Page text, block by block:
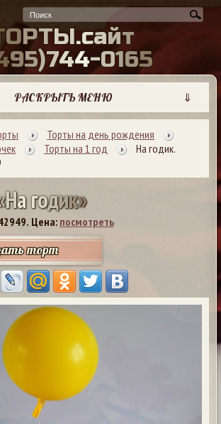
ОРТЫ.сайт
95)744-0165
РАСКРЫТЬ МЕНЮ ⇓
Торты на день рождения
Торты на 1 год
На годик.
Нагодик»
Цена: посмотреть
торт